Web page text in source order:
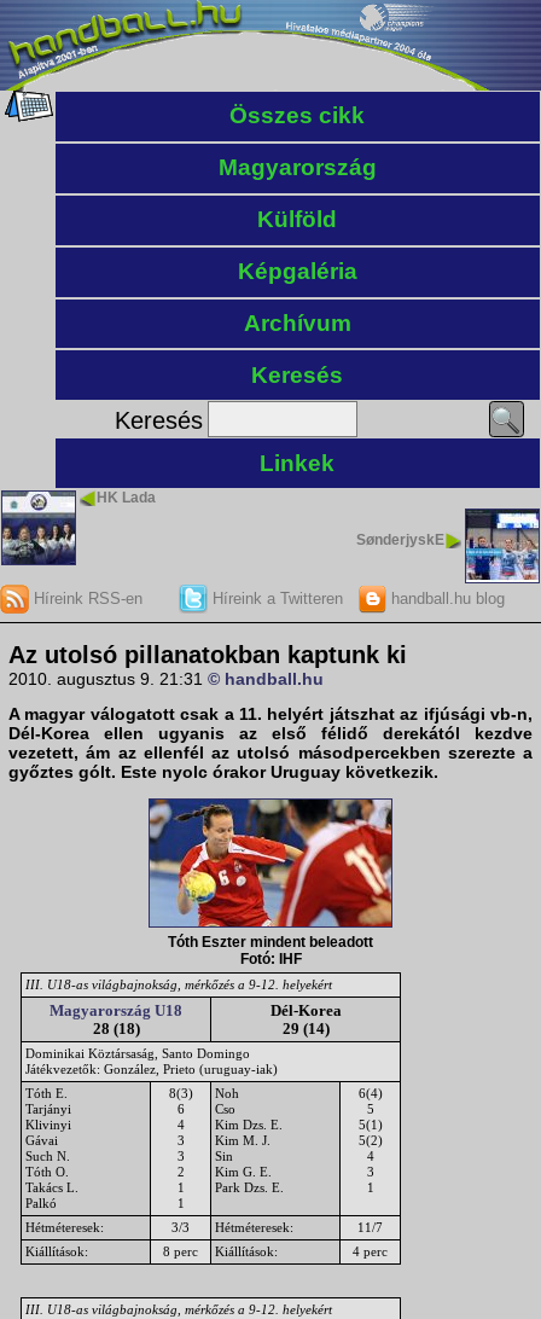
Összes cikk
Magyarország
Külföld
Képgaléria
Archívum
Keresés
Keresés
Linkek
HK Lada
SønderjyskE
Híreink RSS-en Híreink a Twitteren handball.hu blog
Az utolsó pillanatokban kaptunk ki
2010. augusztus 9. 21:31 © handball.hu
A magyar válogatottcsak a 11. helyért játszhat az ifjúsági vb-n,
Dél-Korea ellen ugyanis az első félidő derekától kezdve
vezetett, ám az ellenfél az utolsó másodpercekben szerezte a
győztes gólt. Este nyolc órakor Uruguay következik.
Tóth Eszter mindent beleadott
Fotó: IHF
III. U18-as világbajnokság, mérkőzés a 9-12. helyekért
Magyarország U18
28 (18)
Dél-Korea
29 (14)
Dominikai Köztársaság, Santo Domingo
Játékvezetők: González, Prieto (uruguay-iak)
Tóth E.
Tarjányi
Klivinyi
Gávai
Such N.
Tóth O.
Takács L.
Palkó
8(3)
6
4
3
3
2
1
1
Noh
Cso
Kim Dzs. E.
Kim M. J.
Sin
Kim G. E.
Park Dzs. E.
6(4)
5
5(1)
5(2)
4
3
1
Hétméteresek: 3/3 Hétméteresek:
11/7
Kiállítások:
8 perc Kiállítások: 4 perc
III. U18-as világbajnokság, mérkőzés a 9-12. helyekért